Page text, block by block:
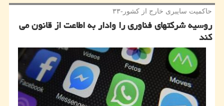
حاكمیت سایبری خارج از كشور-۳۳
روسیه شركتهای فناوری را وادار به اطاعت از قانون می
كند